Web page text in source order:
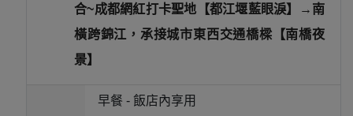
合~成都網紅打卡聖地【都江堰藍眼淚】→南
橫跨錦江，承接城市東西交通橋樑【南橋夜
景】
早餐 - 飯店內享用